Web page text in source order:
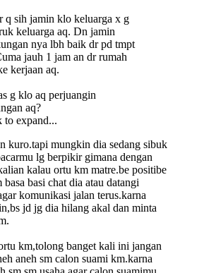
q sih jamin klo keluarga x g
keluarga aq. Dn jamin
nya lbh baik dr pd tmpt
jauh 1 jam an dr rumah
kerjaan aq.
g klo aq perjuangin
aq?
to expand...
kuro.tapi mungkin dia sedang sibuk
lg berpikir gimana dengan
kalau ortu km matre.be positibe
basi chat dia atau datangi
komunikasi jalan terus.karna
jd jg dia hilang akal dan minta
km,tolong banget kali ini jangan
aneh sm calon suami km.karna